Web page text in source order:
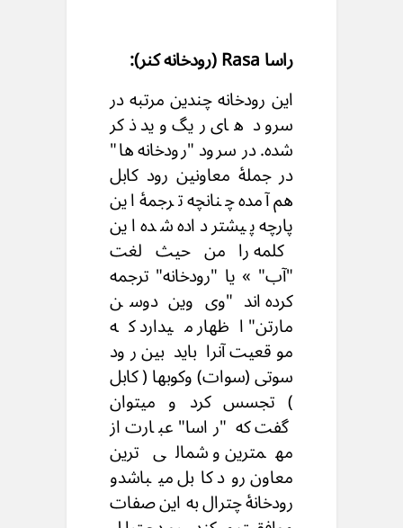
راسا Rasa (رودخانه کنر):
این رودخانه چندین مرتبه در
سرو د های ریگ وید ذکر
شده. در سرود "رودخانه ها"
در جملۀ معاونین رود کابل
هم آمده چنانچه ترجمۀ این
پارچه پیشتر داده شده این
کلمه را من حیث لغت
"آب" » یا "رودخانه" ترجمه
کرده اند "وی وین دوسن
مارتن" اظهار میدارد که
موقعیت آنرا باید بین رود
سوتی (سوات) وکوبها ( کابل
) تجسس کرد و میتوان
گفت که "راسا" عبارت از
مهمترین و شمالی ترین
معاون رود کابل میباشدو
رودخانۀ چترال به این صفات